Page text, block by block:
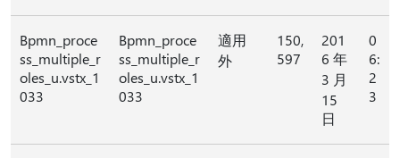
Bpmn_proce
ss_multiple_r
oles_u.vstx_1
033
Bpmn_proce
ss_multiple_r
oles_u.vstx_1
033
適用
外
150,
597
201
6 年
3 月
15
日
0
6:
2
3